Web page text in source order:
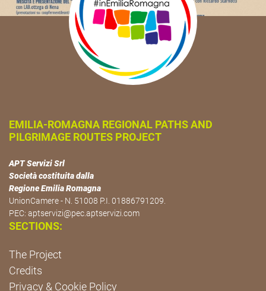
EMILIA-ROMAGNA REGIONAL PATHS AND
PILGRIMAGE ROUTES PROJECT
APT Servizi Srl
Società costituita dalla
Regione Emilia Romagna
UnionCamere - N. 51008 P.I. 01886791209.
PEC: aptservizi@pec.aptservizi.com
SECTIONS:
The Project
Credits
Privacy & Cookie Policy